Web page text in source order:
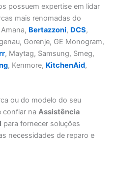
possuem expertise em lidar
mais renomadas do
Bertazzoni, DCS,
Gorenje, GE Monogram,
, Maytag, Samsung, Smeg,
, Kenmore, KitchenAid,
ou do modelo do seu
confiar naAssistência
para fornecer soluções
necessidades de reparo e